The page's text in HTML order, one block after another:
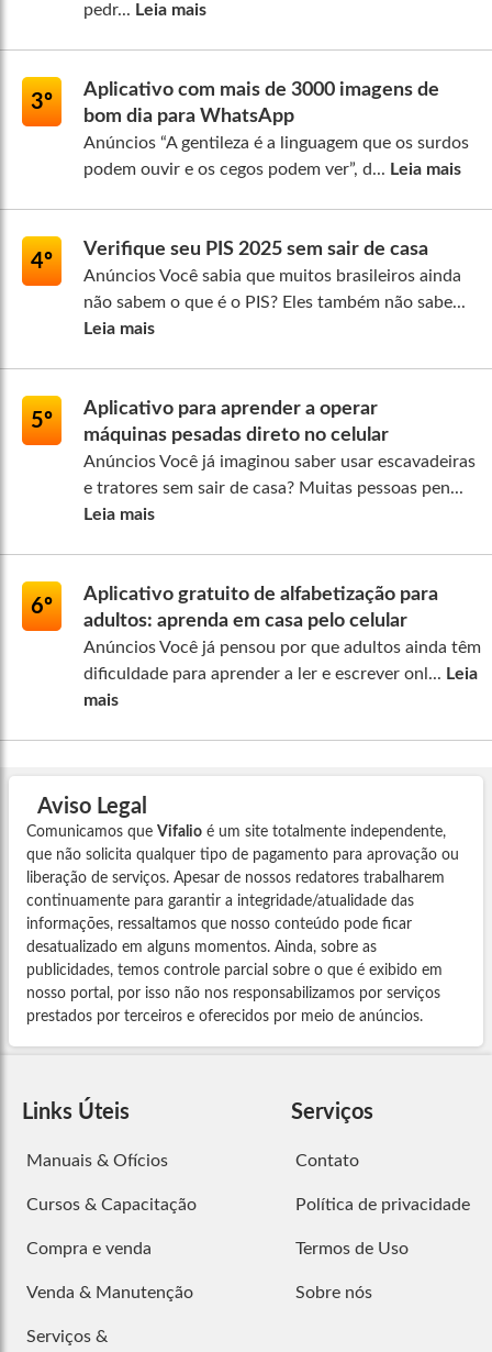
pedr... Leia mais
3º
Aplicativo com mais de 3000 imagens de
bom dia para WhatsApp
Anúncios “A gentileza é a linguagem que os surdos
podem ouvir e os cegos podem ver”, d... Leia mais
4º
Verifique seu PIS 2025 sem sair de casa
Anúncios Você sabia que muitos brasileiros ainda
não sabem o que é o PIS? Eles também não sabe...
Leia mais
5º
Aplicativo para aprender a operar
máquinas pesadas direto no celular
Anúncios Você já imaginou saber usar escavadeiras
e tratores sem sair de casa? Muitas pessoas pen...
Leia mais
6º
Aplicativo gratuito de alfabetização para
adultos: aprenda em casa pelo celular
Anúncios Você já pensou por que adultos ainda têm
dificuldade para aprender a ler e escrever onl... Leia
mais
Aviso Legal
Comunicamos que Vifalio é um site totalmente independente,
que não solicita qualquer tipo de pagamento para aprovação ou
liberação de serviços. Apesar de nossos redatores trabalharem
continuamente para garantir a integridade/atualidade das
informações, ressaltamos que nosso conteúdo pode ficar
desatualizado em alguns momentos. Ainda, sobre as
publicidades, temos controle parcial sobre o que é exibido em
nosso portal, por isso não nos responsabilizamos por serviços
prestados por terceiros e oferecidos por meio de anúncios.
Links Úteis
Manuais & Ofícios
Cursos & Capacitação
Compra e venda
Venda & Manutenção
Serviços &
Serviços
Contato
Política de privacidade
Termos de Uso
Sobre nós